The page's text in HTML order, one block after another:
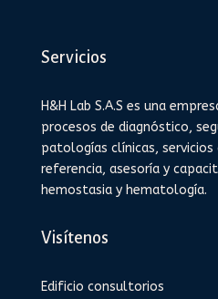
Servicios
H&H Lab S.A.S es una
procesos de diagnóstico,
patologías clínicas,
referencia, asesoría y
hemostasia y hematología.
Visítenos
Edificio consultorios